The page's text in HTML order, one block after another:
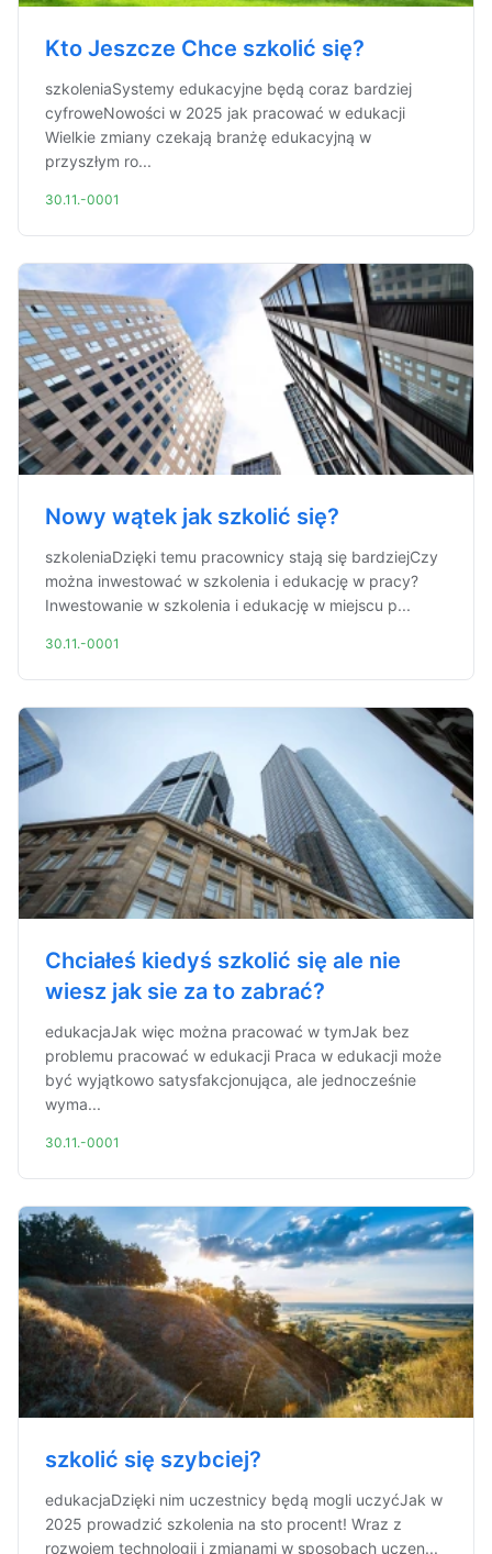
Kto Jeszcze Chce szkolić się?
szkoleniaSystemy edukacyjne będą coraz bardziej
cyfroweNowości w 2025 jak pracować w edukacji
Wielkie zmiany czekają branżę edukacyjną w
przyszłym ro...
30.11.-0001
Nowy wątek jak szkolić się?
szkoleniaDzięki temu pracownicy stają się bardziejCzy
można inwestować w szkolenia i edukację w pracy?
Inwestowanie w szkolenia i edukację w miejscu p...
30.11.-0001
Chciałeś kiedyś szkolić się ale nie
wiesz jak sie za to zabrać?
edukacjaJak więc można pracować w tymJak bez
problemu pracować w edukacji Praca w edukacji może
być wyjątkowo satysfakcjonująca, ale jednocześnie
wyma...
30.11.-0001
szkolić się szybciej?
edukacjaDzięki nim uczestnicy będą mogli uczyćJak w
2025 prowadzić szkolenia na sto procent! Wraz z
rozwojem technologii i zmianami w sposobach uczen...